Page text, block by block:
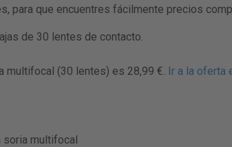
para que encuentres fácilmente precios
de 30 lentes de contacto.
multifocal (30 lentes) es 28,99 €. Ir a la oferta
soria multifocal